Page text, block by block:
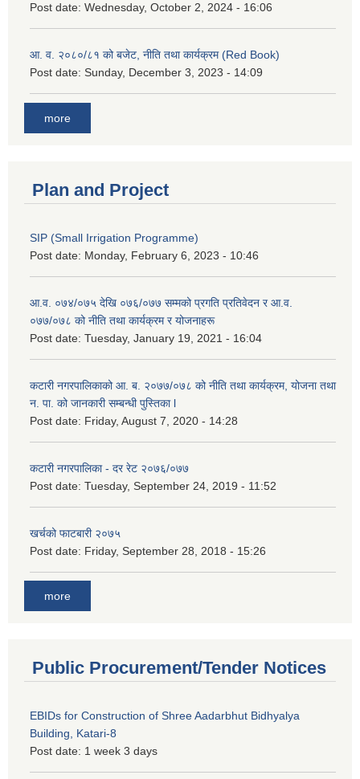
Post date: Wednesday, October 2, 2024 - 16:06
आ. व. २०८०/८१ को बजेट, नीति तथा कार्यक्रम (Red Book)
Post date: Sunday, December 3, 2023 - 14:09
more
Plan and Project
SIP (Small Irrigation Programme)
Post date: Monday, February 6, 2023 - 10:46
आ.व. ०७४/०७५ देखि ०७६/०७७ सम्मको प्रगति प्रतिवेदन र आ.व.
०७७/०७८ को नीति तथा कार्यक्रम र योजनाहरू
Post date: Tuesday, January 19, 2021 - 16:04
कटारी नगरपालिकाको आ. ब. २०७७/०७८ को नीति तथा कार्यक्रम, योजना तथा
न. पा. को जानकारी सम्बन्धी पुस्तिका l
Post date: Friday, August 7, 2020 - 14:28
कटारी नगरपालिका - दर रेट २०७६/०७७
Post date: Tuesday, September 24, 2019 - 11:52
खर्चको फाटबारी २०७५
Post date: Friday, September 28, 2018 - 15:26
more
Public Procurement/Tender Notices
EBIDs for Construction of Shree Aadarbhut Bidhyalya
Building, Katari-8
Post date: 1 week 3 days